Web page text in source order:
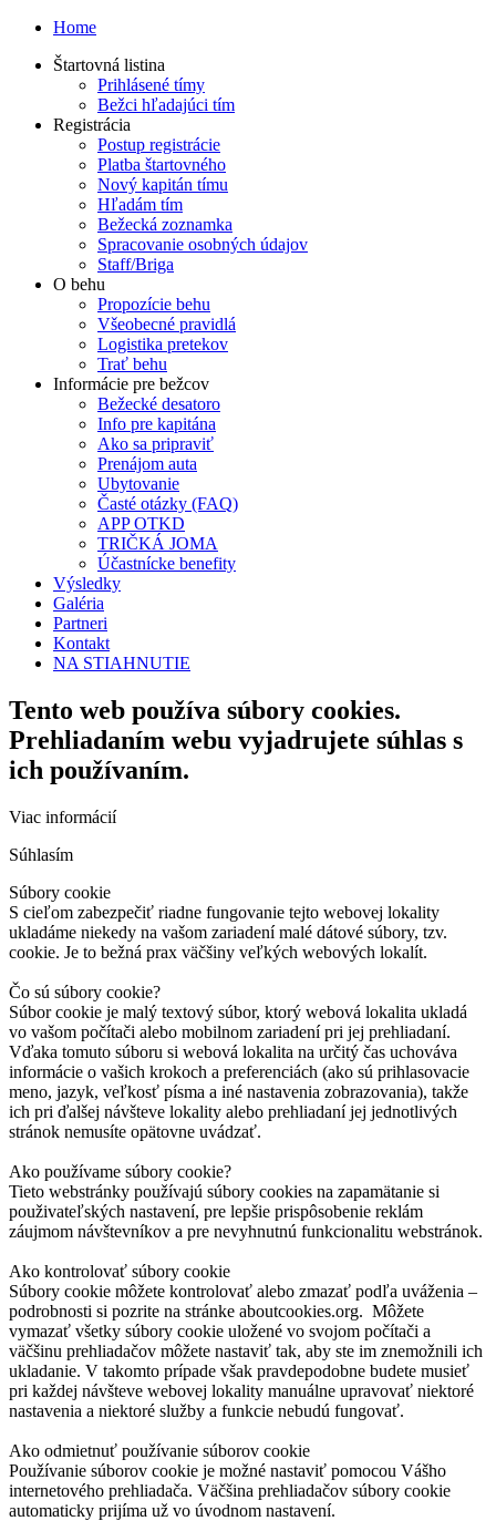
Home
Štartovná listina
Prihlásené tímy
Bežci hľadajúci tím
Registrácia
Postup registrácie
Platba štartovného
Nový kapitán tímu
Hľadám tím
Bežecká zoznamka
Spracovanie osobných údajov
Staff/Briga
O behu
Propozície behu
Všeobecné pravidlá
Logistika pretekov
Trať behu
Informácie pre bežcov
Bežecké desatoro
Info pre kapitána
Ako sa pripraviť
Prenájom auta
Ubytovanie
Časté otázky (FAQ)
APP OTKD
TRIČKÁ JOMA
Účastnícke benefity
Výsledky
Galéria
Partneri
Kontakt
NA STIAHNUTIE
Tento web používa súbory cookies.
Prehliadaním webu vyjadrujete súhlas s
ich používaním.
Viac informácií
Súhlasím
Súbory cookie
S cieľom zabezpečiť riadne fungovanie tejto webovej lokality
ukladáme niekedy na vašom zariadení malé dátové súbory, tzv.
cookie. Je to bežná prax väčšiny veľkých webových lokalít.
Čo sú súbory cookie?
Súbor cookie je malý textový súbor, ktorý webová lokalita ukladá
vo vašom počítači alebo mobilnom zariadení pri jej prehliadaní.
Vďaka tomuto súboru si webová lokalita na určitý čas uchováva
informácie o vašich krokoch a preferenciách (ako sú prihlasovacie
meno, jazyk, veľkosť písma a iné nastavenia zobrazovania), takže
ich pri ďalšej návšteve lokality alebo prehliadaní jej jednotlivých
stránok nemusíte opätovne uvádzať.
Ako používame súbory cookie?
Tieto webstránky používajú súbory cookies na zapamätanie si
použivateľských nastavení, pre lepšie prispôsobenie reklám
záujmom návštevníkov a pre nevyhnutnú funkcionalitu webstránok.
Ako kontrolovať súbory cookie
Súbory cookie môžete kontrolovať alebo zmazať podľa uváženia –
podrobnosti si pozrite na stránke aboutcookies.org. Môžete
vymazať všetky súbory cookie uložené vo svojom počítači a
väčšinu prehliadačov môžete nastaviť tak, aby ste im znemožnili ich
ukladanie. V takomto prípade však pravdepodobne budete musieť
pri každej návšteve webovej lokality manuálne upravovať niektoré
nastavenia a niektoré služby a funkcie nebudú fungovať.
Ako odmietnuť používanie súborov cookie
Používanie súborov cookie je možné nastaviť pomocou Vášho
internetového prehliadača. Väčšina prehliadačov súbory cookie
automaticky prijíma už vo úvodnom nastavení.